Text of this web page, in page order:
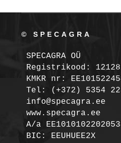
© SPECAGRA
SPECAGRA OÜ
Registrikood:
KMKR nr:
Tel: (+372) 5354
info@specagra.ee
A/a
BIC: EEUHUEE2X